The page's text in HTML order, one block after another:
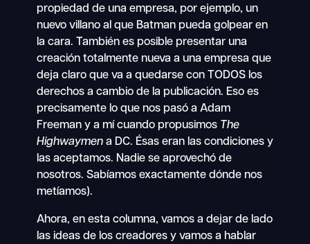
propiedad de una empresa, por ejemplo, un
nuevo villano al que Batman pueda golpear en
la cara. También es posible presentar una
creación totalmente nueva a una empresa que
deja claro que va a quedarse con TODOS los
derechos a cambio de la publicación. Eso es
precisamente lo que nos pasó a Adam
Freeman y a mí cuando propusimos The
Highwaymen a DC. Ésas eran las condiciones y
las aceptamos. Nadie se aprovechó de
nosotros. Sabíamos exactamente dónde nos
metíamos).
Ahora, en esta columna, vamos a dejar de lado
las ideas de los creadores y vamos a hablar